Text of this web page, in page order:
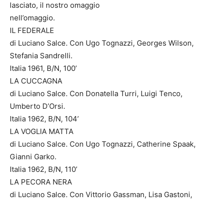
lasciato, il nostro omaggio
nell’omaggio.
IL FEDERALE
di Luciano Salce. Con Ugo Tognazzi, Georges Wilson,
Stefania Sandrelli.
Italia 1961, B/N, 100’
LA CUCCAGNA
di Luciano Salce. Con Donatella Turri, Luigi Tenco,
Umberto D’Orsi.
Italia 1962, B/N, 104’
LA VOGLIA MATTA
di Luciano Salce. Con Ugo Tognazzi, Catherine Spaak,
Gianni Garko.
Italia 1962, B/N, 110’
LA PECORA NERA
di Luciano Salce. Con Vittorio Gassman, Lisa Gastoni,